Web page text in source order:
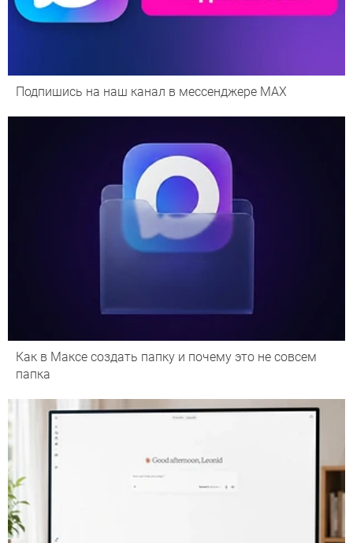
Подпишись на наш канал в мессенджере МАХ
Как в Максе создать папку и почему это не совсем
папка